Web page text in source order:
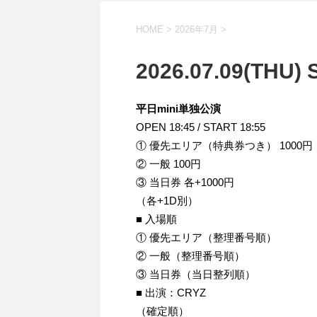
HOME > 2026年7月 >
2026.07.09(THU)
平日mini単独公演
OPEN 18:45 / START 18:55
① 優先エリア（特典券つき） 1000円
② 一般 100円
③ 当日券 各+1000円
（各+1D別）
■ 入場順
① 優先エリア（整理番号順）
② 一般（整理番号順）
③ 当日券（当日整列順）
■ 出演：CRYZ
（確定順）